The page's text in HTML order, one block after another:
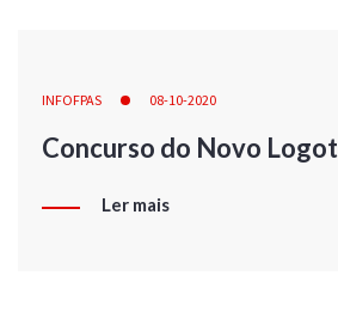
INFOFPAS 08-10-2020
Concurso do Novo
Ler mais